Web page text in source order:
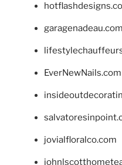
garagenadeau.com
EverNewNails.com
jovialfloralco.com